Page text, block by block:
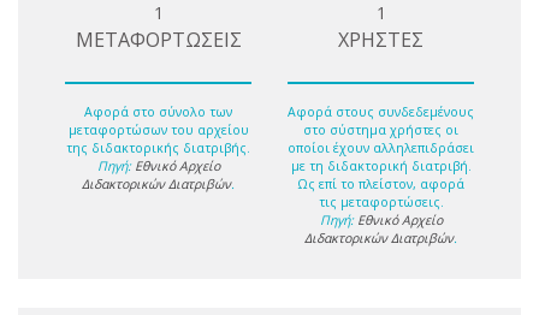
1
ΜΕΤΑΦΟΡΤΩΣΕΙΣ
Αφορά στο σύνολο των
μεταφορτώσων του αρχείου
της διδακτορικής διατριβής.
Πηγή: Εθνικό Αρχείο
Διδακτορικών Διατριβών.
1
ΧΡΗΣΤΕΣ
Αφορά στους συνδεδεμένους
στο σύστημα χρήστες οι
οποίοι έχουν αλληλεπιδράσει
με τη διδακτορική διατριβή.
Ως επί το πλείστον, αφορά
τις μεταφορτώσεις.
Πηγή: Εθνικό Αρχείο
Διδακτορικών Διατριβών.